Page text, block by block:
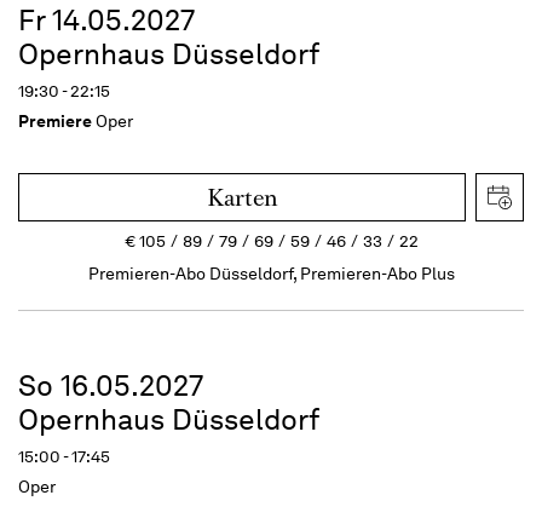
Fr 14.05.2027
Opernhaus Düsseldorf
19:30 - 22:15
PremiereOper
Karten
€105 89 79 69 59 46 33
22
Premieren-Abo Düsseldorf, Premieren-Abo Plus
So 16.05.2027
Opernhaus Düsseldorf
15:00 - 17:45
Oper